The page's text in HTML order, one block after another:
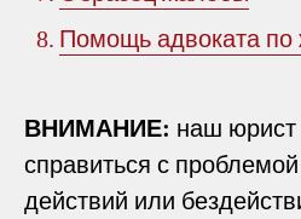
8. Помощь адвоката по
ВНИМАНИЕ: наш
справиться с
действий или